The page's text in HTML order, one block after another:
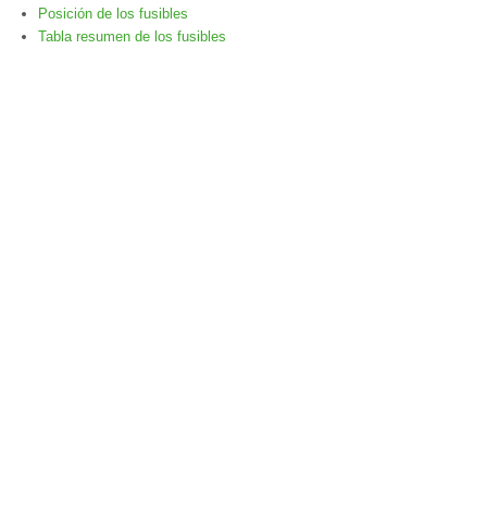
Posición de los fusibles
Tabla resumen de los fusibles